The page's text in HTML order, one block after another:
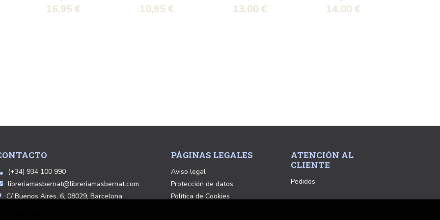
16,95 € 10,95 € 13,00 € 14,00 €
(+34) 934 100 990
libreriamasbernat@libreriamasbernat.com
C/ Buenos Aires, 6, 08029, Barcelona
PÁGINAS LEGALES
Aviso legal
Protección de datos
Política de Cookies
ATENCIÓN AL
CLIENTE
Pedidos